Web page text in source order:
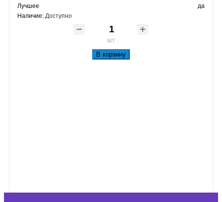
Лучшее
да
Наличие: Доступно
шт
В корзину